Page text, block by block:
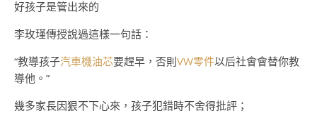
好孩子是管出來的
李玫瑾傳授說過這樣一句話：
“教導孩子汽車機油芯要趕早，否則VW零件以后社會會替你教
導他。”
幾多家長因狠不下心來，孩子犯錯時不舍得批評；